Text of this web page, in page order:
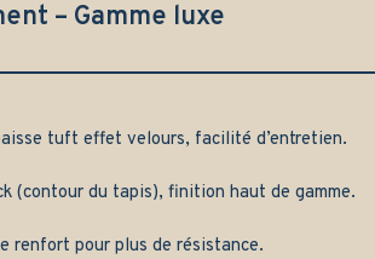
– Gamme luxe
tuft effet velours, facilité d’entretien.
(contour du tapis), finition haut de gamme.
renfort pour plus de résistance.